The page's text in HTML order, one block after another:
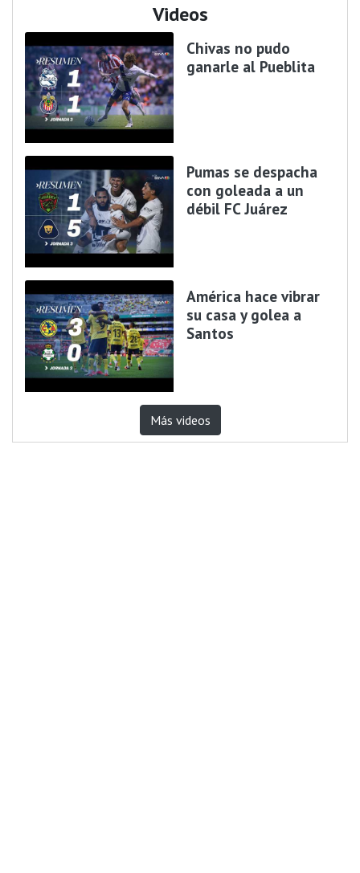
Videos
Chivas no pudo
ganarle al Pueblita
Pumas se despacha
con goleada a un
débil FC Juárez
América hace vibrar
su casa y golea a
Santos
Más videos